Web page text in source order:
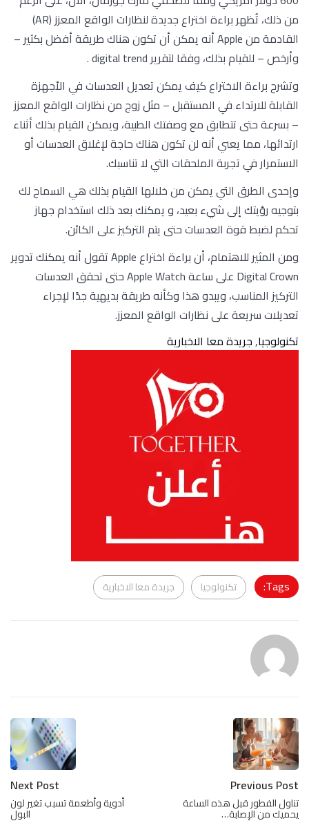
من ذلك، تُظهر براءة اختراع جديدة لنظارات الواقع المعزز (AR)
القادمة من Apple أنه يمكن أن تكون هناك طريقة أفضل بكثير –
وأرخص – للقيام بذلك، وفقا لتقرير digital trend .
وتشرح براءة الاختراع كيف يمكن تعديل العدسات في الأجهزة
القابلة للارتداء في المستقبل – مثل زوج من نظارات الواقع المعزز
– بسرعة حتى تتطابق مع وصفتك الطبية، ويمكن القيام بذلك أثناء
ارتدائها، مما يعني أنه لن تكون هناك حاجة لإغلاق العدسات أو
الاستمرار في تجربة الملحقات التي لا تناسبك.
وإحدى الطرق التي يمكن من خلالها القيام بذلك هي السماح لك
بتوجيه رؤيتك إلى شيء بعيد، و يمكنك بعد ذلك استخدام جهاز
تحكم لضبط قوة العدسات حتى يتم التركيز على الكائن.
ومن المثير للاهتمام، أن براءة اختراع Apple تقول أنه يمكنك تدوير
Digital Crown على ساعة Apple Watch حتى تحقق العدسات
التركيز المناسب، ويبدو هذا وكأنه طريقة بديهية جدًا لإجراء
تعديلات سريعة على نظارات الواقع المعزز.
تكنولوجيا,جريدة معا الاخبارية
Tags: تكنولوجيا جريدة معا الاخبارية
Previous Post
تناول الفطور قبل هذه الساعة
يحميك من الإصابة…
Next Post
أدوية وأطعمة تسبب تغير لون
البول